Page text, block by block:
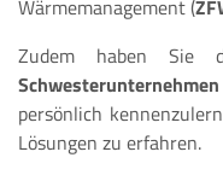
Wärmemanagement (
Zudem haben Sie
persönlich
Lösungen zu erfahren.